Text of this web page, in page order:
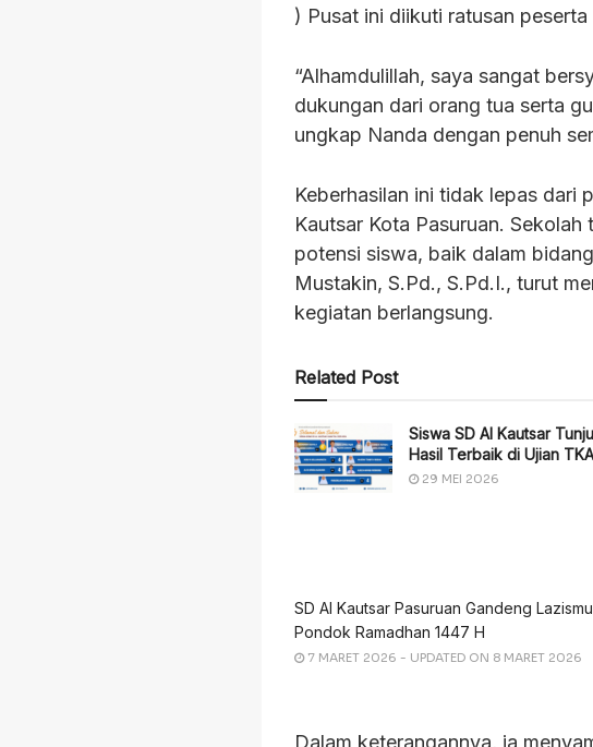
) Pusat ini diikuti ratusan
“Alhamdulillah, saya sangat
dukungan dari orang tua serta
ungkap Nanda dengan penuh
Keberhasilan ini tidak lepas dari
Kautsar Kota Pasuruan.
potensi siswa, baik dalam
Mustakin, S.Pd., S.Pd.I., turut
kegiatan berlangsung.
Related Post
Siswa SD Al Kautsar
Hasil Terbaik di Ujian TKA
29 MEI 2026
SD Al Kautsar Pasuruan Gandeng
Pondok Ramadhan 1447 H
7 MARET 2026 - UPDATED ON 8 MARET 2026
Dalam keterangannya, ia